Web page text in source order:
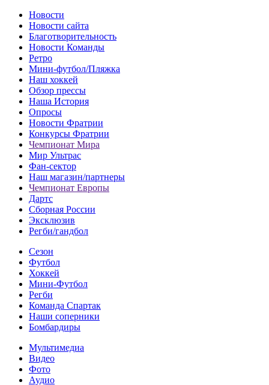
Новости
Новости сайта
Благотворительность
Новости Команды
Ретро
Мини-футбол/Пляжка
Наш хоккей
Обзор прессы
Наша История
Опросы
Новости Фратрии
Конкурсы Фратрии
Чемпионат Мира
Мир Ультрас
Фан-cектор
Наш магазин/партнеры
Чемпионат Европы
Дартс
Сборная России
Эксклюзив
Регби/гандбол
Сезон
Футбол
Хоккей
Мини-Футбол
Регби
Команда Спартак
Наши соперники
Бомбардиры
Мультимедиа
Видео
Фото
Аудио